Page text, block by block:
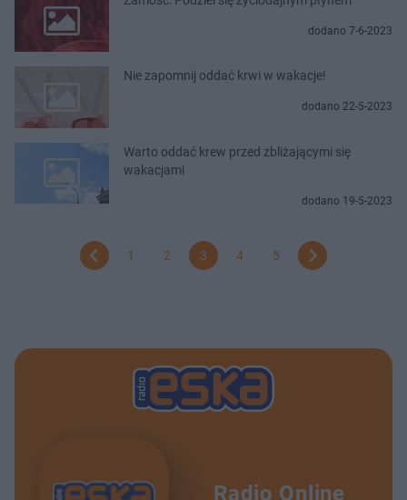
dodano 7-6-2023
Nie zapomnij oddać krwi w wakacje!
dodano 22-5-2023
Warto oddać krew przed zbliżającymi się
wakacjami
dodano 19-5-2023
1 2 3 4 5
Radio Online